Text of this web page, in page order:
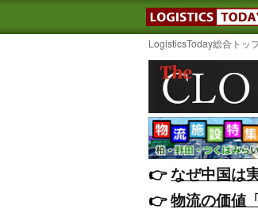
LogisticsToday総合トッ
👉️なぜ中国は
👉️物流の価値